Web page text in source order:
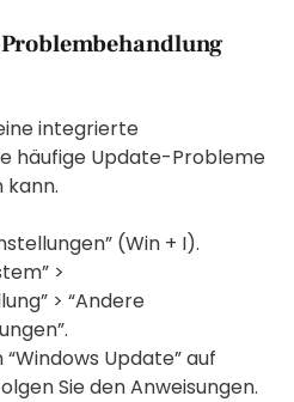
integrierte
häufige Update-Probleme
kann.
(Win + I).
>
> “Andere
Update” auf
Sie den Anweisungen.